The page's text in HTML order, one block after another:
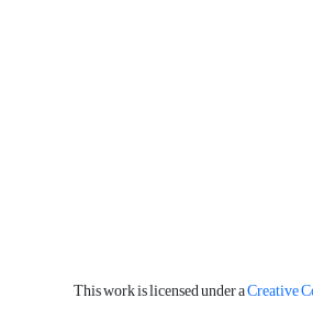
This work is licensed under aCreative